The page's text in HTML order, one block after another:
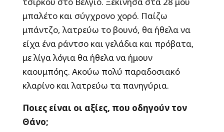
μπαλέτο και σύγχρονο χορό. Παίζω
μπάντζο, λατρεύω το βουνό, θα ήθελα να
είχα ένα ράντσο και γελάδια και πρόβατα,
με λίγα λόγια θα ήθελα να ήμουν
καουμπόης. Ακούω πολύ παραδοσιακό
κλαρίνο και λατρεύω τα πανηγύρια.
Ποιες είναι οι αξίες, που οδηγούν τον
Θάνο;